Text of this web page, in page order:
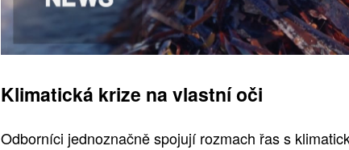
Klimatická krize na vlastní oči
Odborníci jednoznačně spojují rozmach řas s